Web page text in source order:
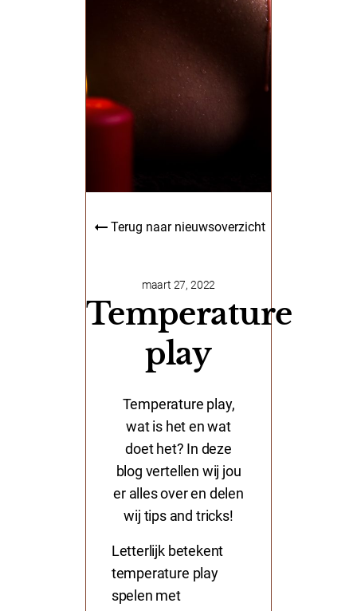
Terug naar nieuwsoverzicht
maart 27, 2022
Temperature
play
Temperature play,
wat is het en wat
doet het? In deze
blog vertellen wij jou
er alles over en delen
wij tips and tricks!
Letterlijk betekent
temperature play
spelen met